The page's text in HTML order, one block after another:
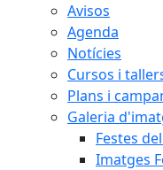
Avisos
Agenda
Notícies
Cursos i
Plans i
Galeria
Festes
Imatges